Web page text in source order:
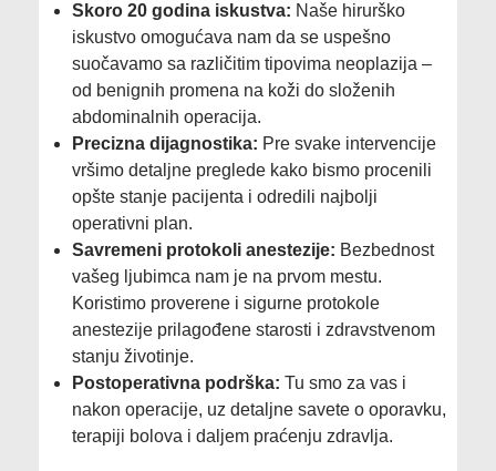
Skoro 20 godina iskustva: Naše hirurško
iskustvo omogućava nam da se uspešno
suočavamo sa različitim tipovima neoplazija –
od benignih promena na koži do složenih
abdominalnih operacija.
Precizna dijagnostika: Pre svake intervencije
vršimo detaljne preglede kako bismo procenili
opšte stanje pacijenta i odredili najbolji
operativni plan.
Savremeni protokoli anestezije: Bezbednost
vašeg ljubimca nam je na prvom mestu.
Koristimo proverene i sigurne protokole
anestezije prilagođene starosti i zdravstvenom
stanju životinje.
Postoperativna podrška: Tu smo za vas i
nakon operacije, uz detaljne savete o oporavku,
terapiji bolova i daljem praćenju zdravlja.